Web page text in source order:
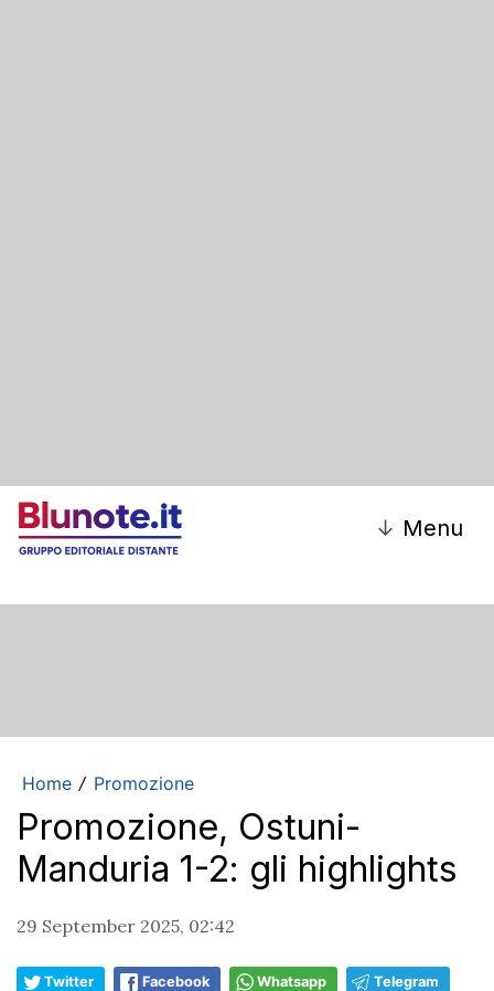
↓ Menu
Home / Promozione
Promozione, Ostuni-
Manduria 1-2: gli highlights
29 September 2025, 02:42
Twitter Facebook Whatsapp Telegram